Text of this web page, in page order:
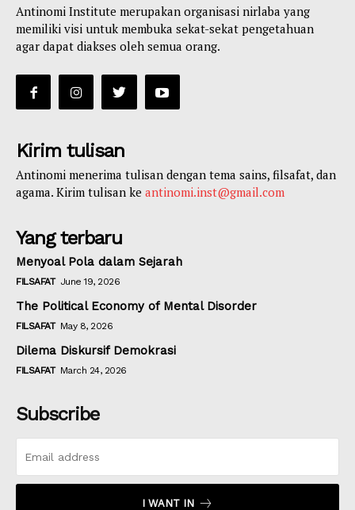
Antinomi Institute merupakan organisasi nirlaba yang
memiliki visi untuk membuka sekat-sekat pengetahuan
agar dapat diakses oleh semua orang.
Kirim tulisan
Antinomi menerima tulisan dengan tema sains, filsafat, dan
agama. Kirim tulisan ke antinomi.inst@gmail.com
Yang terbaru
Menyoal Pola dalam Sejarah
FILSAFAT June 19, 2026
The Political Economy of Mental Disorder
FILSAFAT May 8, 2026
Dilema Diskursif Demokrasi
FILSAFAT March 24, 2026
Subscribe
I WANT IN